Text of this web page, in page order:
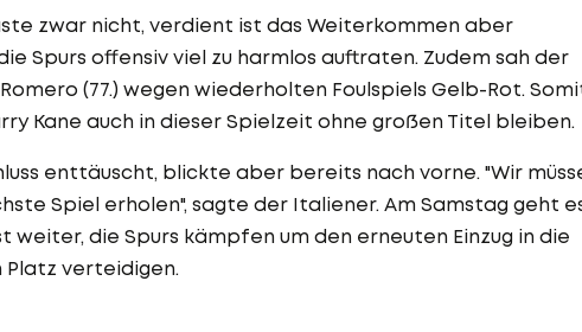
zwar nicht, verdient ist das Weiterkommen aber
Spurs offensiv viel zu harmlos auftraten. Zudem sah der
(77.) wegen wiederholten Foulspiels Gelb-Rot.
Kane auch in dieser Spielzeit ohne großen Titel bleiben.
enttäuscht, blickte aber bereits nach vorne. "Wir
Spiel erholen", sagte der Italiener. Am Samstag geht
weiter, die Spurs kämpfen um den erneuten Einzug in die
Platz verteidigen.